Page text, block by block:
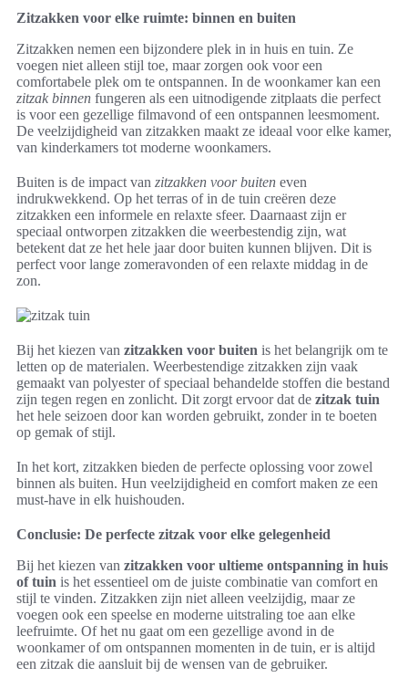
Zitzakken voor elke ruimte: binnen en buiten
Zitzakken nemen een bijzondere plek in in huis en tuin. Ze
voegen niet alleen stijl toe, maar zorgen ook voor een
comfortabele plek om te ontspannen. In de woonkamer kan een
zitzak binnen fungeren als een uitnodigende zitplaats die perfect
is voor een gezellige filmavond of een ontspannen leesmoment.
De veelzijdigheid van zitzakken maakt ze ideaal voor elke kamer,
van kinderkamers tot moderne woonkamers.
Buiten is de impact van zitzakken voor buiten even
indrukwekkend. Op het terras of in de tuin creëren deze
zitzakken een informele en relaxte sfeer. Daarnaast zijn er
speciaal ontworpen zitzakken die weerbestendig zijn, wat
betekent dat ze het hele jaar door buiten kunnen blijven. Dit is
perfect voor lange zomeravonden of een relaxte middag in de
zon.
Bij het kiezen van zitzakken voor buiten is het belangrijk om te
letten op de materialen. Weerbestendige zitzakken zijn vaak
gemaakt van polyester of speciaal behandelde stoffen die bestand
zijn tegen regen en zonlicht. Dit zorgt ervoor dat de zitzak tuin
het hele seizoen door kan worden gebruikt, zonder in te boeten
op gemak of stijl.
In het kort, zitzakken bieden de perfecte oplossing voor zowel
binnen als buiten. Hun veelzijdigheid en comfort maken ze een
must-have in elk huishouden.
Conclusie: De perfecte zitzak voor elke gelegenheid
Bij het kiezen van zitzakken voor ultieme ontspanning in huis
of tuin is het essentieel om de juiste combinatie van comfort en
stijl te vinden. Zitzakken zijn niet alleen veelzijdig, maar ze
voegen ook een speelse en moderne uitstraling toe aan elke
leefruimte. Of het nu gaat om een gezellige avond in de
woonkamer of om ontspannen momenten in de tuin, er is altijd
een zitzak die aansluit bij de wensen van de gebruiker.